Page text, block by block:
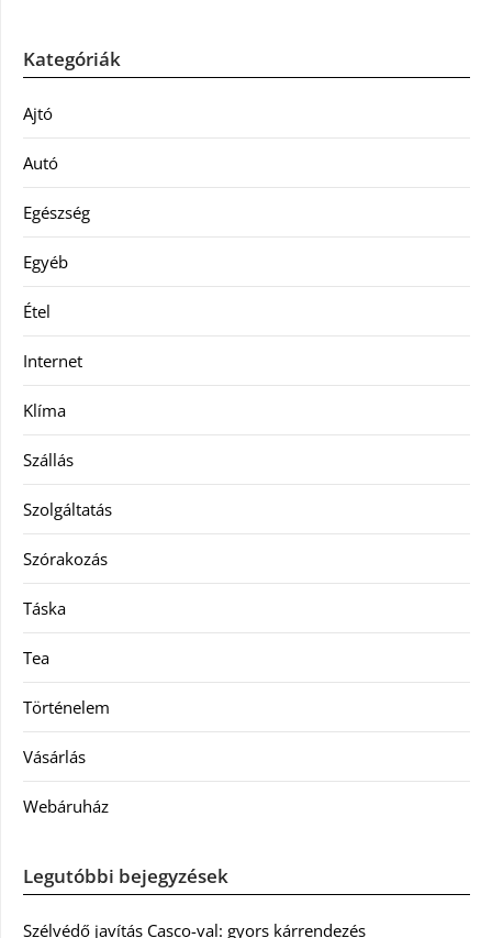
Kategóriák
Ajtó
Autó
Egészség
Egyéb
Étel
Internet
Klíma
Szállás
Szolgáltatás
Szórakozás
Táska
Tea
Történelem
Vásárlás
Webáruház
Legutóbbi bejegyzések
Szélvédő javítás Casco-val: gyors kárrendezés